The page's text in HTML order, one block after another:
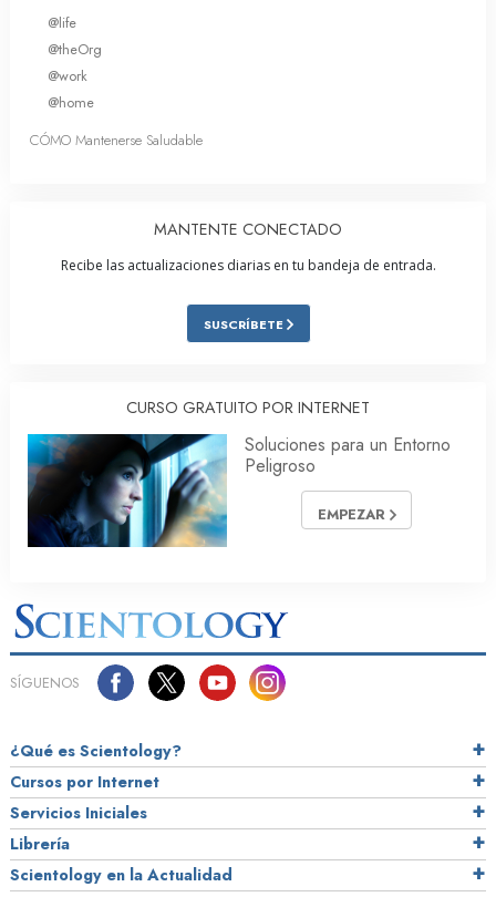
@life
@theOrg
@work
@home
CÓMO Mantenerse Saludable
MANTENTE CONECTADO
Recibe las actualizaciones diarias en tu bandeja de entrada.
SUSCRÍBETE
CURSO GRATUITO POR INTERNET
Soluciones para un Entorno
Peligroso
EMPEZAR
SÍGUENOS
¿Qué es Scientology?
Cursos por Internet
Servicios Iniciales
Librería
Scientology en la Actualidad